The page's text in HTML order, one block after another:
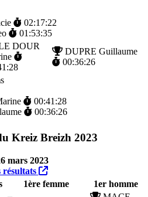
02:17:22
01:53:35
DOUR
DUPRE Guillaume
00:36:26
00:41:28
00:36:26
Kreiz Breizh 2023
mars 2023
résultats
1ère femme
1er homme